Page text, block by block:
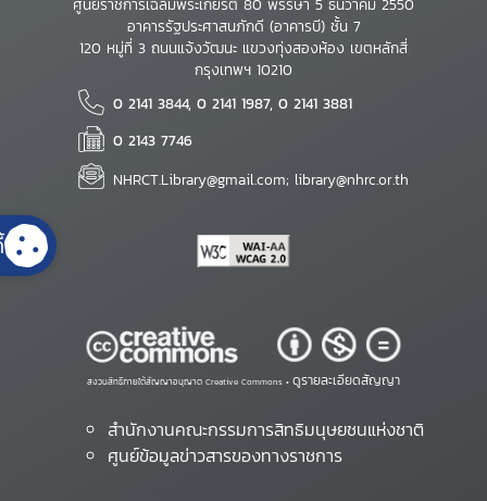
ศูนย์ราชการเฉลิมพระเกียรติ 80 พรรษา 5 ธันวาคม 2550
อาคารรัฐประศาสนภักดี (อาคารบี) ชั้น 7
120 หมู่ที่ 3 ถนนแจ้งวัฒนะ แขวงทุ่งสองห้อง เขตหลักสี่
กรุงเทพฯ 10210
0 2141 3844, 0 2141 1987, 0 2141 3881
0 2143 7746
NHRCT.Library@gmail.com; library@nhrc.or.th
สงวนสิทธิ์ภายใต้สัญญาอนุญาต Creative Commons • ดูรายละเอียดสัญญา
สำนักงานคณะกรรมการสิทธิมนุษยชนแห่งชาติ
ศูนย์ข้อมูลข่าวสารของทางราชการ